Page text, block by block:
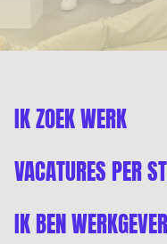
IK ZOEK WERK
VACATURES PER
IK BEN WERKGEVER